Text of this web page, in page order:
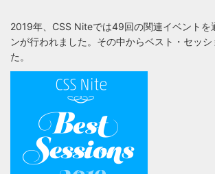
2019年、CSS Niteでは49回の関連イベントを
ンが行われました。その中からベスト・セッ
た。